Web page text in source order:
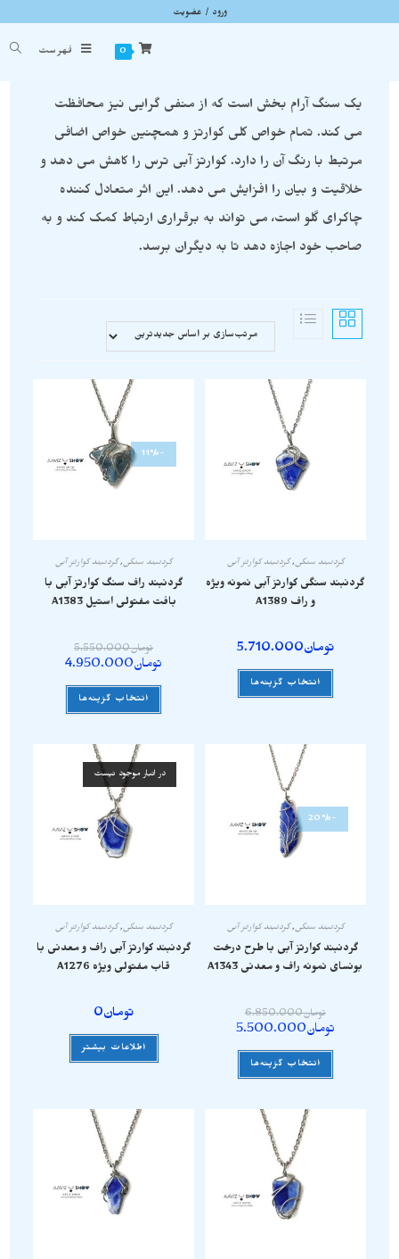
ورود / عضویت
0 فهرست گردنبند کوارتز آبی
یک سنگ آرام بخش است که از منفی گرایی نیز محافظت
می کند. تمام خواص کلی کوارتز و همچنین خواص اضافی
مرتبط با رنگ آن را دارد. کوارتز آبی ترس را کاهش می دهد و
خلاقیت و بیان را افزایش می دهد. این اثر متعادل کننده
چاکرای گلو است، می تواند به برقراری ارتباط کمک کند و به
صاحب خود اجازه دهد تا به دیگران برسد.
گردنبند سنگی,گردنبند کوارتز آبی
گردنبند سنگی کوارتز آبی نمونه ویژه
و راف A1389
تومان5.710.000
انتخاب گزینه‌ها
-11%
گردنبند سنگی, گردنبند کوارتز آبی
گردنبند راف سنگ کوارتز آبی با
بافت مفتولی استیل A1383
تومان5.550.000
تومان4.950.000
انتخاب گزینه‌ها
-20%
گردنبند سنگی,گردنبند کوارتز آبی
گردنبند کوارتز آبی با طرح درخت
بونسای نمونه راف و معدنی A1343
تومان6.850.000
تومان5.500.000
انتخاب گزینه‌ها
در انبار موجود نیست
گردنبند سنگی,گردنبند کوارتز آبی
گردنبند کوارتز آبی راف و معدنی با
قاب مفتولی ویژه A1276
تومان0
اطلاعات بیشتر